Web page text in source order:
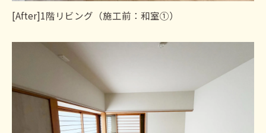
[After]1階リビング（施工前：和室①）